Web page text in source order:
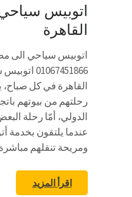
اتوبيس
القاهرة
اتوبيس سياحي الى
القاهرة في كل صباح،
رحلتهم من بيوتهم
الدولي، أمّا رحلة
عندما يلتقون
ومريحة تنقلهم
اقرأ المزيد